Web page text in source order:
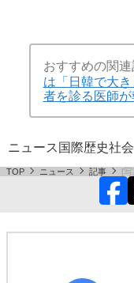
おすすめの関
は「日韓で大
者を診る医師
ニュース 国際歴史社会
TOP ニュース 記事 [